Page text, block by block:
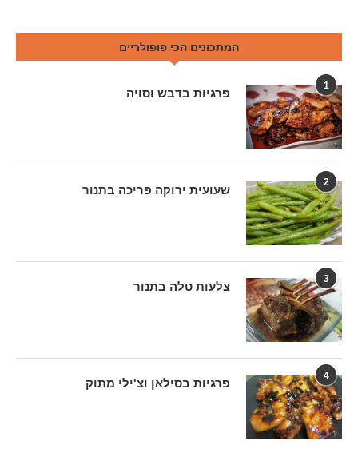
המתכונים הכי פופולריים
1
פרגיות בדבש וסויה
2
שעועית ירוקה פריכה בתנור
3
צלעות טלה בתנור
4
פרגיות בסילאן וצ'ילי מתוק